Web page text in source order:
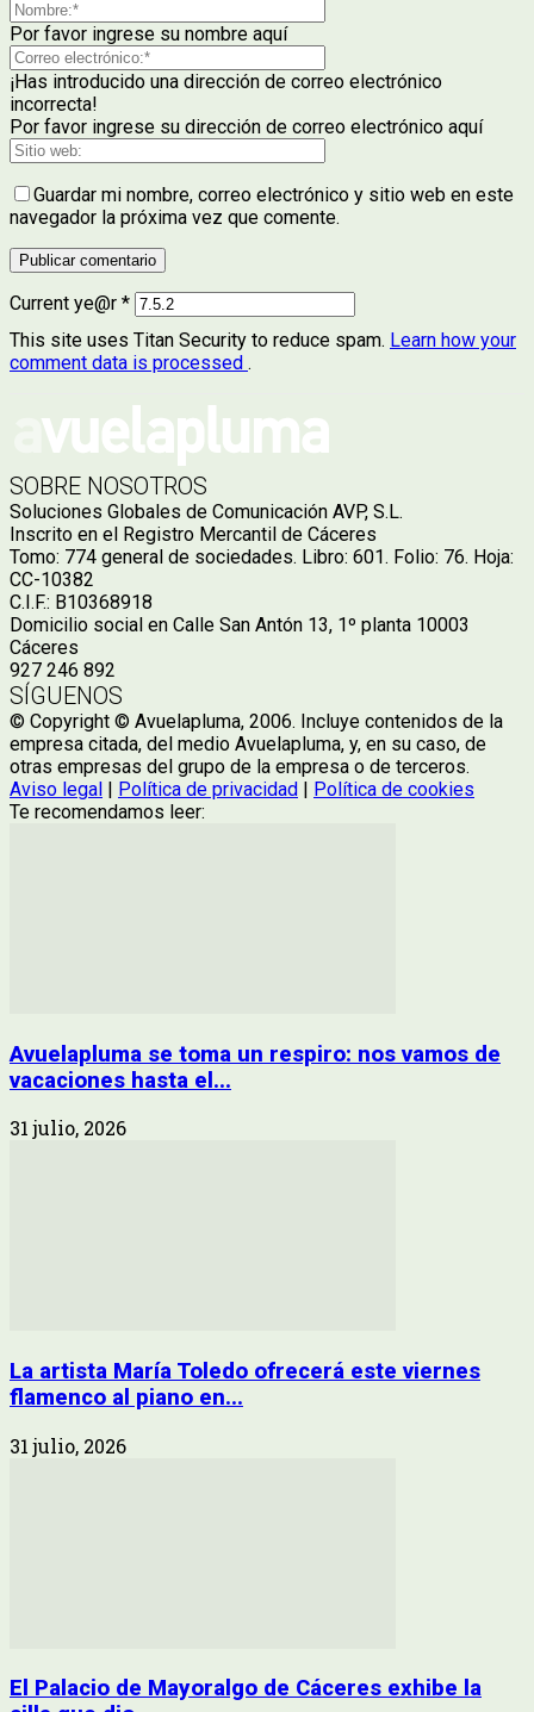
Por favor ingrese su nombre aquí
¡Has introducido una dirección de correo electrónico
incorrecta!
Por favor ingrese su dirección de correo electrónico aquí
Guardar mi nombre, correo electrónico y sitio web en este
navegador la próxima vez que comente.
Current ye@r *
This site uses Titan Security to reduce spam. Learn how your
comment data is processed .
SOBRE NOSOTROS
Soluciones Globales de Comunicación AVP, S.L.
Inscrito en el Registro Mercantil de Cáceres
Tomo: 774 general de sociedades. Libro: 601. Folio: 76. Hoja:
CC-10382
C.I.F.: B10368918
Domicilio social en Calle San Antón 13, 1º planta 10003
Cáceres
927 246 892
SÍGUENOS
© Copyright © Avuelapluma, 2006. Incluye contenidos de la
empresa citada, del medio Avuelapluma, y, en su caso, de
otras empresas del grupo de la empresa o de terceros.
Aviso legal | Política de privacidad | Política de cookies
Te recomendamos leer:
Avuelapluma se toma un respiro: nos vamos de
vacaciones hasta el...
31 julio, 2026
La artista María Toledo ofrecerá este viernes
flamenco al piano en...
31 julio, 2026
El Palacio de Mayoralgo de Cáceres exhibe la